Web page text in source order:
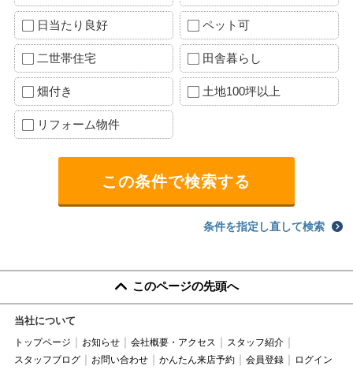
日当たり良好 ペット可
二世帯住宅 田舎暮らし
畑付き 土地100坪以上
リフォーム物件
条件を指定し直して検索
このページの先頭へ
当社について
トップページ お知らせ 会社概要・アクセス
スタッフ紹介
スタッフブログ
お問い合わせ かんたん来店予約 会員登録 ログイン